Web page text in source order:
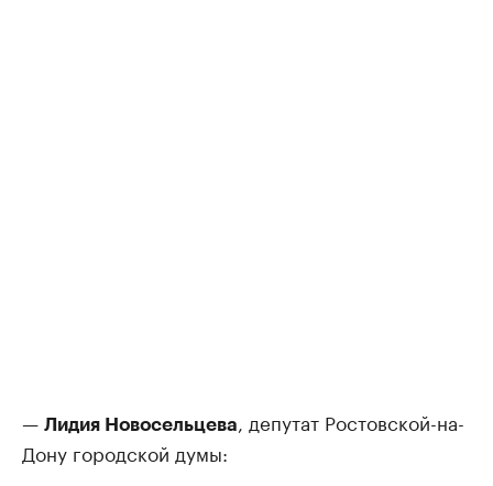
— Лидия Новосельцева
, депутат Ростовской-на-
Дону городской думы: